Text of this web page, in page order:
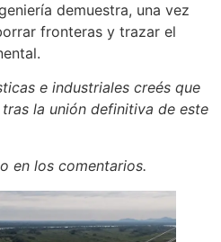
demuestra, una vez
fronteras y trazar el
e industriales creés que
la unión definitiva de este
en los comentarios.